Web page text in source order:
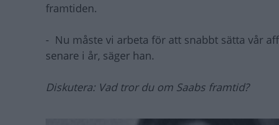
framtiden.
- Nu måste vi arbeta för att snabbt sätta vår
senare i år, säger han.
Diskutera: Vad tror du om Saabs framtid?